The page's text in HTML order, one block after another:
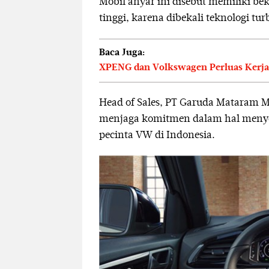
tinggi, karena dibekali teknologi
Baca Juga:
XPENG dan Volkswagen Perluas
Head of Sales, PT Garuda Mataram
menjaga komitmen dalam hal
pecinta VW di Indonesia.